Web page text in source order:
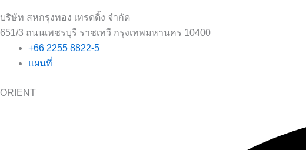
บริษัท สหกรุงทอง เทรดดิ้ง จำกัด
651/3 ถนนเพชรบุรี ราชเทวี กรุงเทพมหานคร 10400
+66 2255 8822-5
แผนที่
ORIENT